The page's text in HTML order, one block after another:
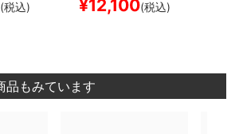
スケボ
(税込)
ボー¥12,100(税込)
品もみています